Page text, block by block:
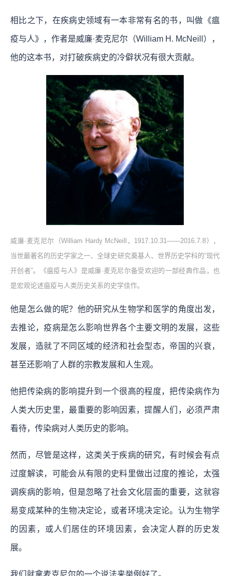
相比之下，在疾病史领域有一本非常有名的书，叫做《瘟
疫与人》，作者是威廉·麦克尼尔（William H. McNeill），
他的这本书，对打破疾病史的冷僻状况有很大贡献。
威廉·麦克尼尔（William Hardy McNeill，1917.10.31——2016.7.8），
当世最著名的历史学家之一、全球史研究奠基人、世界历史学科的“现代
开创者”。《瘟疫与人》是威廉·麦克尼尔备受欢迎的一部经典作品，也
是宏观论述瘟疫与人类历史关系的史学佳作。
他是怎么做的呢？他的研究从生物学和医学的角度出发，
去推论，疫病是怎么影响世界各个主要文明的发展，这些
发展，造就了不同区域的经济和社会型态，帝国的兴衰，
甚至还影响了人群的宗教发展和人生观。
他把传染病的影响提升到一个很高的程度，把传染病作为
人类大历史里，最重要的影响因素，提醒人们，必须严肃
看待，传染病对人类历史的影响。
然而，尽管是这样，这类关于疾病的研究，有时候会有点
过度解读，可能会从有限的史料里做出过度的推论，太强
调疾病的影响，但是忽略了社会文化层面的重要，这就容
易变成某种的生物决定论，或者环境决定论。认为生物学
的因素，或人们居住的环境因素，会决定人群的历史发
展。
我们就拿麦克尼尔的一个说法来举例好了。